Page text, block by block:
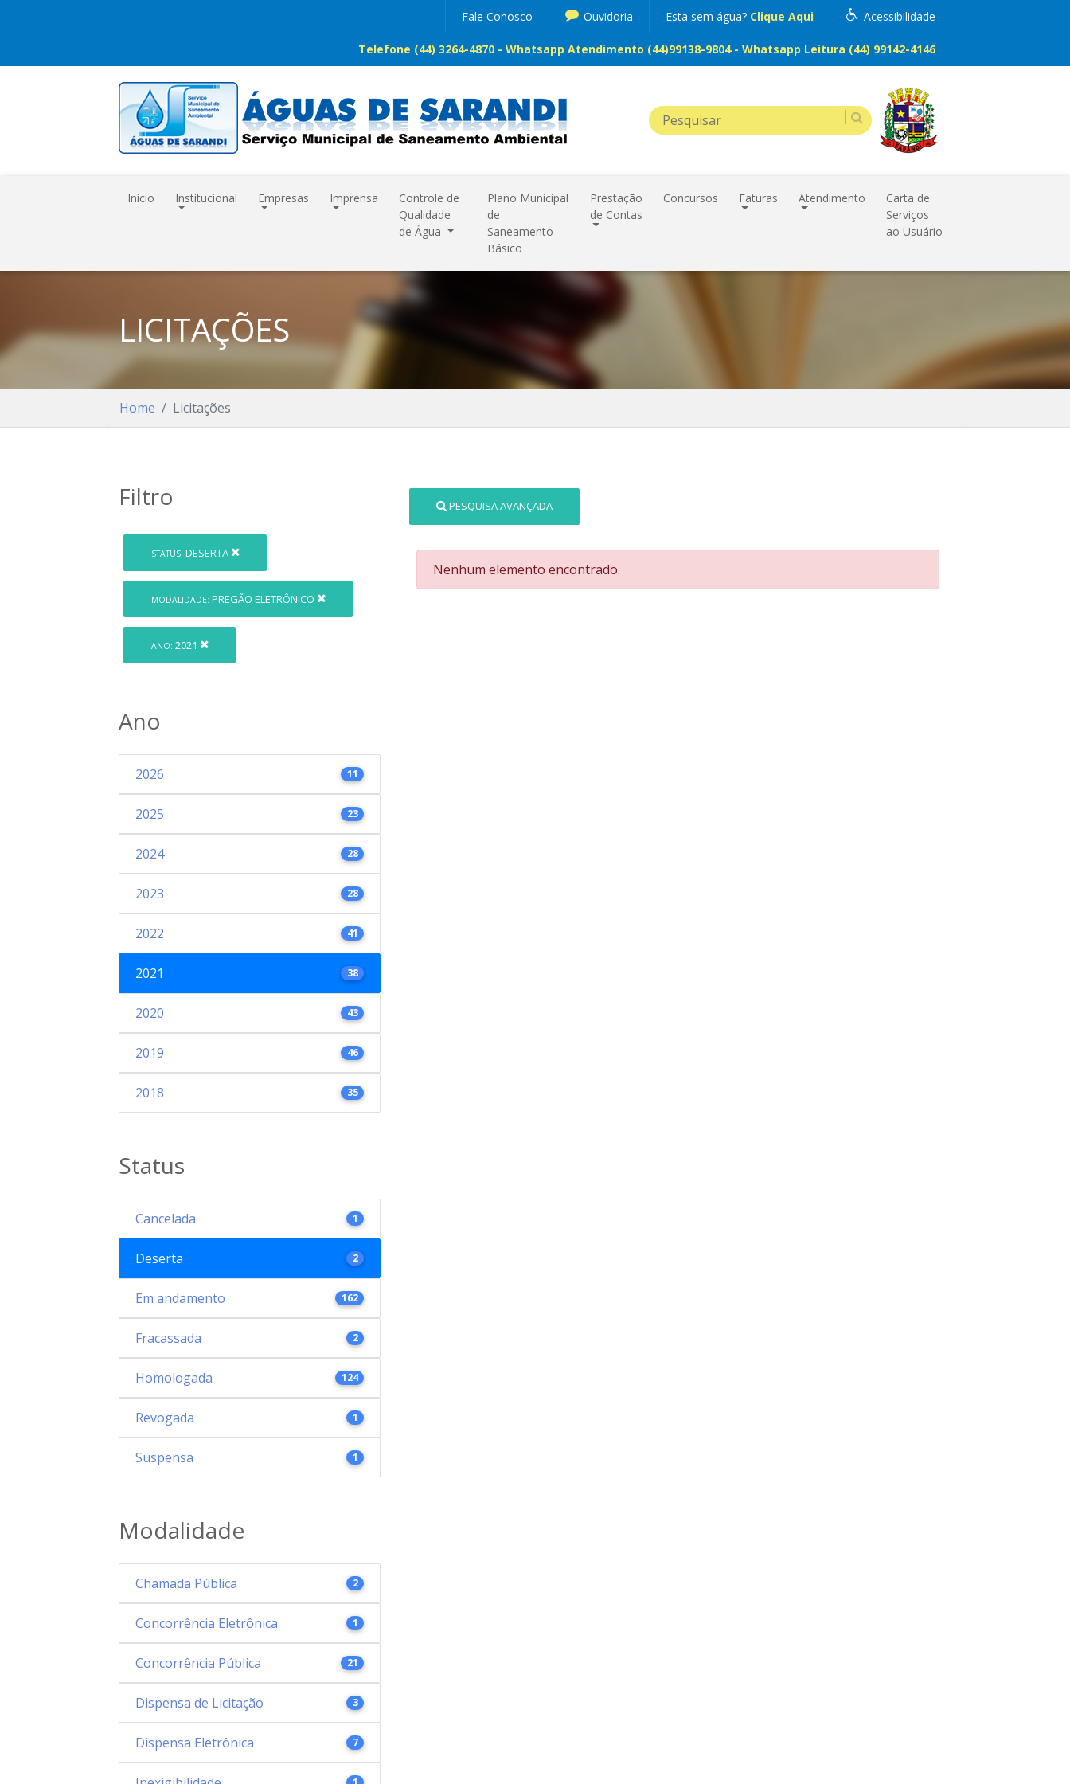
Acessibilidade
Esta sem água? Clique Aqui
Ouvidoria
Fale Conosco
Telefone (44) 3264-4870 - Whatsapp Atendimento (44)99138-9804 - Whatsapp Leitura (44) 99142-4146
Início Institucional Empresas Imprensa
Controle de
Qualidade
de Água
Plano Municipal
de
Saneamento
Básico
Prestação
de Contas
Concursos Faturas Atendimento
Carta de
Serviços
ao Usuário
LICITAÇÕES
Home Licitações
Filtro
STATUS: DESERTA
MODALIDADE: PREGÃO ELETRÔNICO
ANO: 2021
Ano
2026 11
2025 23
2024 28
2023 28
2022 41
2021 38
2020 43
2019 46
2018 35
Status
Cancelada 1
Deserta 2
Em andamento 162
Fracassada 2
Homologada 124
Revogada 1
Suspensa 1
Modalidade
Chamada Pública 2
Concorrência Eletrônica 1
Concorrência Pública 21
Dispensa de Licitação 3
Dispensa Eletrônica 7
PESQUISA AVANÇADA
Nenhum elemento encontrado.